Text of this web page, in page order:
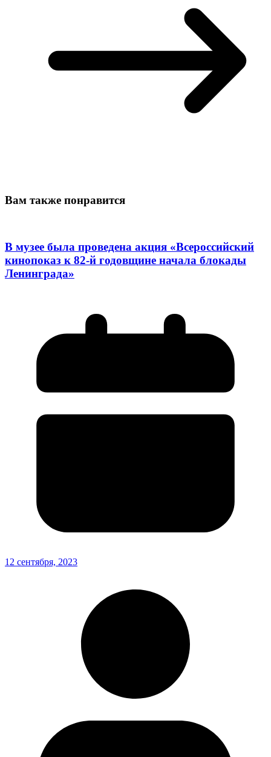
Вам также понравится
В музее была проведена акция «Всероссийский
кинопоказ к 82-й годовщине начала блокады
Ленинграда»
12 сентября, 2023